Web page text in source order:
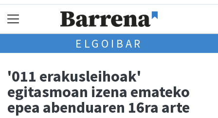
ELGOIBAR
'011 erakusleihoak'
egitasmoan izena emateko
epea abenduaren 16ra arte